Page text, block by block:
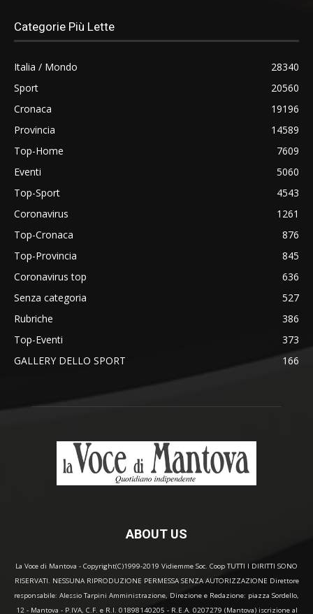
Categorie Più Lette
Italia / Mondo
28340
Sport
20560
Cronaca
19196
Provincia
14589
Top-Home
7609
Eventi
5060
Top-Sport
4543
Coronavirus
1261
Top-Cronaca
876
Top-Provincia
845
Coronavirus top
636
Senza categoria
527
Rubriche
386
Top-Eventi
373
GALLERY DELLO SPORT
166
ABOUT US
La Voce di Mantova - Copyright(C)1999-2019 Vidiemme Soc. Coop TUTTI I DIRITTI SONO
RISERVATI. NESSUNA RIPRODUZIONE PERMESSA SENZA AUTORIZZAZIONE Direttore
responsabile: Alessio Tarpini Amministrazione, Direzione e Redazione: piazza Sordello,
12 - Mantova - P.IVA, C.F. e R.I. 01898140205 - R.E.A. 0207279 (Mantova) iscrizione al